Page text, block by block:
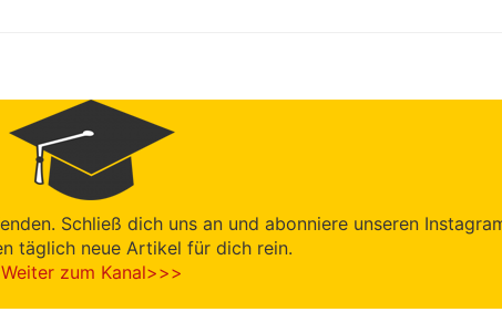
Schließ dich uns an und abonniere unseren
täglich neue Artikel für dich rein.
Weiter zum Kanal>>>